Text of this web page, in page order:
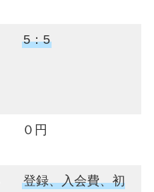
5：5
０円
登録、入会費、初